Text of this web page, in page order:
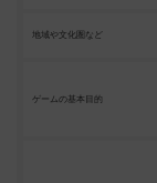
地域や文化圏など
ゲームの基本目的